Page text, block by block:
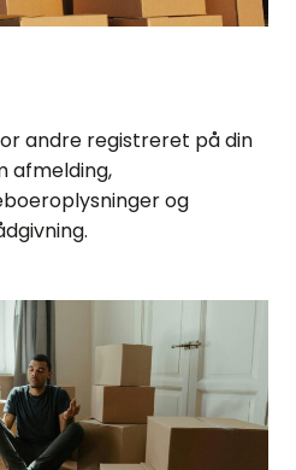
andre registreret på din
afmelding,
og